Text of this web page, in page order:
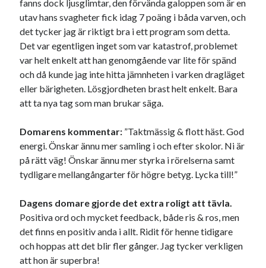
augusti 2023
juli 2023
juni 2023
maj 2023
april 2023
mars 2023
februari 2023
december 2022
november 2022
oktober 2022
september 2022
juli 2022
juni 2022
maj 2022
april 2022
mars 2022
fanns dock ljusglimtar, den förvända galoppen som är en
utav hans svagheter fick idag 7 poäng i båda varven, och
det tycker jag är riktigt bra i ett program som detta.
Det var egentligen inget som var katastrof, problemet
var helt enkelt att han genomgående var lite för spänd
och då kunde jag inte hitta jämnheten i varken dragläget
eller bärigheten. Lösgjordheten brast helt enkelt. Bara
att ta nya tag som man brukar säga.
Domarens kommentar: ”Taktmässig & flott häst. God
energi. Önskar ännu mer samling i och efter skolor. Ni är
på rätt väg! Önskar ännu mer styrka i rörelserna samt
tydligare mellangångarter för högre betyg. Lycka till!”
Dagens domare gjorde det extra roligt att tävla.
Positiva ord och mycket feedback, både ris & ros, men
det finns en positiv anda i allt. Ridit för henne tidigare
och hoppas att det blir fler gånger. Jag tycker verkligen
att hon är superbra!